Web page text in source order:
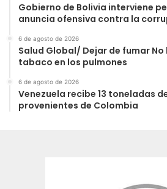
Gobierno de Bolivia interviene
anuncia ofensiva contra la
6 de agosto de 2026
Salud Global/ Dejar de fumar
tabaco en los pulmones
6 de agosto de 2026
Venezuela recibe 13 toneladas
provenientes de Colombia